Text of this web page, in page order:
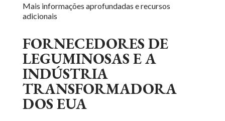
Mais informações aprofundadas e recursos
adicionais
FORNECEDORES DE
LEGUMINOSAS E A
INDÚSTRIA
TRANSFORMADORA
DOS EUA